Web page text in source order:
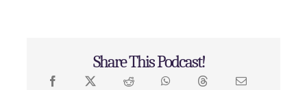
Share This Podcast!